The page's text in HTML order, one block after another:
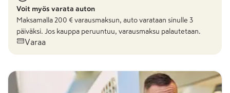
Voit myös varata auton
Maksamalla 200 € varausmaksun, auto varataan sinulle 3
päiväksi. Jos kauppa peruuntuu, varausmaksu palautetaan.
Varaa